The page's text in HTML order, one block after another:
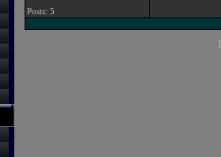
Posts: 5